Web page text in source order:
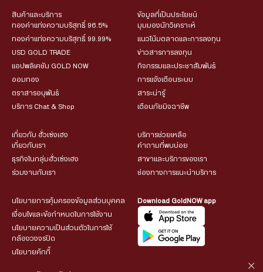
สินค้าและบริการ
ทองคำแท่งความบริสุทธิ์ 96.5%
ทองคำแท่งความบริสุทธิ์ 99.99%
USD GOLD TRADE
แอปพลิเคชัน GOLD NOW
ออมทอง
ตราสารอนุพันธ์
บริการ Chat & Shop
ข้อมูลที่เป็นประโยชน์
มุมมองนักวิเคราะห์
แนวโน้มตลาดและการลงทุน
ข่าวสารการลงทุน
กิจกรรมและประชาสัมพันธ์
การแจ้งเตือนระบบ
สาระน่ารู้
เตือนภัยมิจฉาชีพ
เกี่ยวกับ ฮั่วเซ่งเฮง
เกี่ยวกับเรา
ธุรกิจในกลุ่มฮั่วเซ่งเฮง
ร่วมงานกับเรา
บริการช่วยเหลือ
คำถามที่พบบ่อย
สาขาและบริการของเรา
ช่องทางการแนะนำบริการ
นโยบายการคุ้มครองข้อมูลส่วนบุคคล
เงื่อนไขและข้อกำหนดในการใช้งาน
นโยบายความเป็นส่วนตัวในการใช้
กล้องวงจรปิด
นโยบายคุ้กกี้
Download GoldNOW app